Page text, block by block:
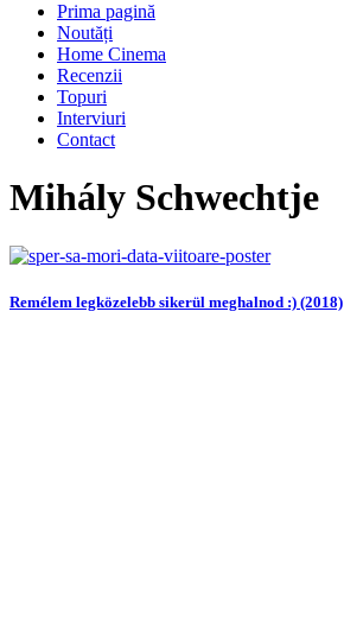
Prima pagină
Noutăți
Home Cinema
Recenzii
Topuri
Interviuri
Contact
Mihály Schwechtje
Remélem legközelebb sikerül meghalnod :) (2018)